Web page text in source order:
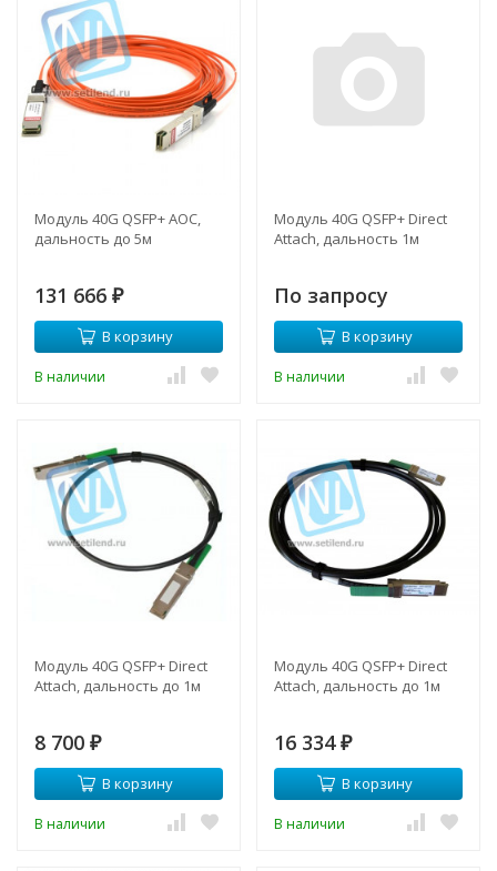
Модуль 40G QSFP+ AOC,
дальность до 5м
131 666 ₽
В корзину
В наличии
Модуль 40G QSFP+ Direct
Attach, дальность 1м
По запросу
В корзину
В наличии
Модуль 40G QSFP+ Direct
Attach, дальность до 1м
8 700 ₽
В корзину
В наличии
Модуль 40G QSFP+ Direct
Attach, дальность до 1м
16 334 ₽
В корзину
В наличии